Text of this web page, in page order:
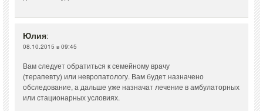
Юлия:
08.10.2015 в 09:45
Вам следует обратиться к семейному врачу
(терапевту) или невропатологу. Вам будет назначено
обследование, а дальше уже назначат лечение в амбулаторных
или стационарных условиях.